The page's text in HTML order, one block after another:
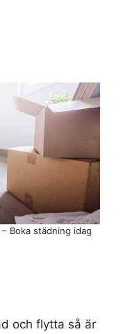
och flytta så är
Boka städning idag